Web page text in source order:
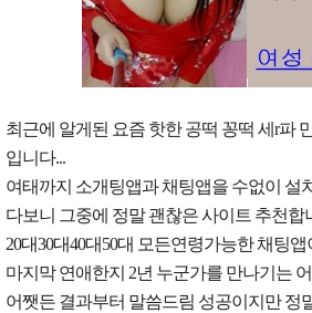
최근에 알게된 요즘 핫한 공떡 꽁떡 세r파
입니다...
여태까지 소개팅앱과 채팅앱을 수없이 설
다보니 그중에 정말 괜찮은 사이트 추천합
20대30대40대50대 모든연령가능한 채팅앱
마지막 연애한지 2년 누군가를 만나기는
어쨋든 결과부터 말씀드림 성공이지만 정